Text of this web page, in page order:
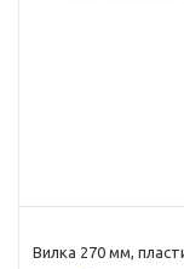
Вилка 270 мм,